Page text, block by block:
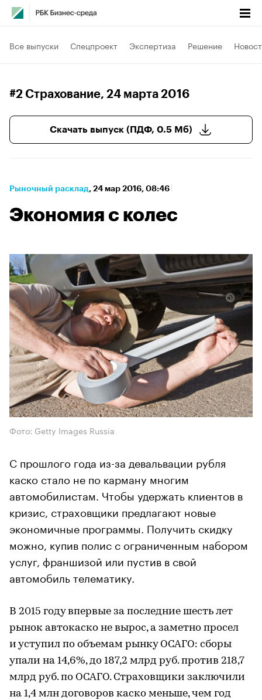
Все выпуски Спецпроект Экспертиза Решение
#2 Страхование, 24 марта 2016
Скачать выпуск (ПДФ, 0.5 Мб)
Рыночный расклад⁠, 24 мар 2016, 08:46
Экономия с колес
Фото: Getty Images Russia
С прошлого года из-за девальвации рубля
каско стало не по карману многим
автомобилистам. Чтобы удержать клиентов в
кризис, страховщики предлагают новые
экономичные программы. Получить скидку
можно, купив полис с ограниченным набором
услуг, франшизой или пустив в свой
автомобиль телематику.
В 2015 году впервые за последние шесть лет
рынок автокаско не вырос, а заметно просел
и уступил по объемам рынку ОСАГО: сборы
упали на 14,6%, до 187,2 млрд руб. против 218,7
млрд руб. по ОСАГО. Страховщики заключили
на 1,4 млн договоров каско меньше, чем год